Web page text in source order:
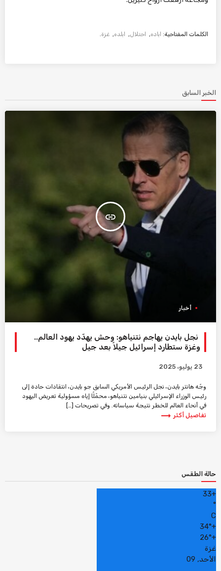
الكلمات المفتاحية: اباده, احتلال, ابلده, غزة
الخبر السابق
insert_link
أخبار
نجل بايدن يهاجم نتنياهو: وحش يهدّد يهود العالم..
وغزة ستطارد إسرائيل جيلاً بعد جيل
23 يوليو، 2025
وجّه هانتر بايدن، نجل الرئيس الأمريكي السابق جو بايدن، انتقادات حادة إلى
رئيس الوزراء الإسرائيلي بنيامين نتنياهو، محمّلًا إياه مسؤولية تعريض اليهود
في أنحاء العالم للخطر نتيجة سياساته. وفي تصريحات […]
تفاصيل أكثر trending_flat
حالة الطقس
+
33
°
C
+
34°
+
26°
غزة
الأحد, 09